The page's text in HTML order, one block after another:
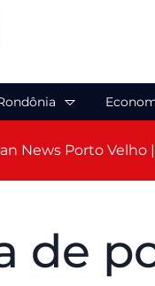
News Porto Velho |
de